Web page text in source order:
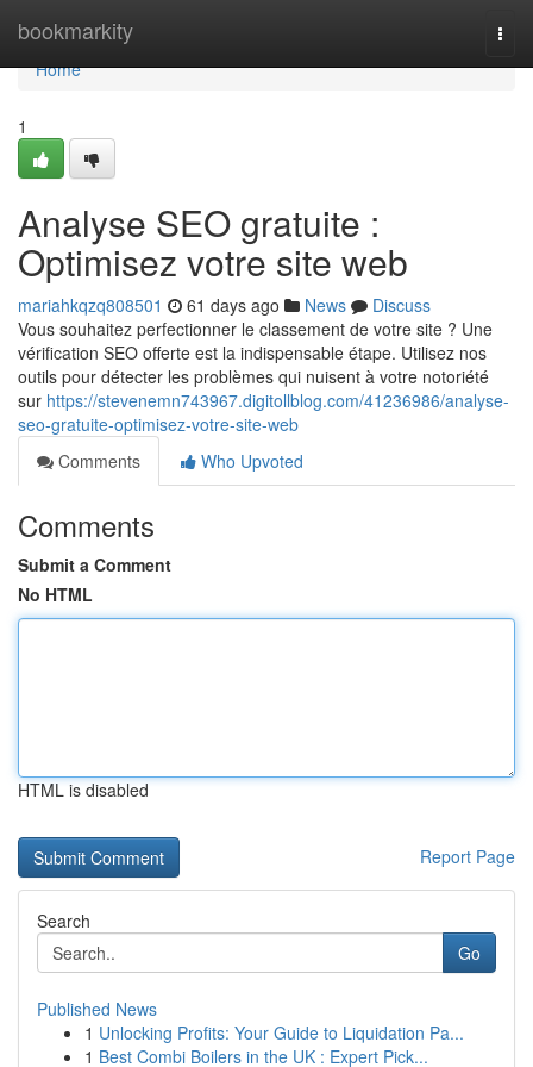
bookmarkity
Home
Home
1
Analyse SEO gratuite :
Optimisez votre site web
mariahkqzq808501 61 days ago News
Discuss
Vous souhaitez perfectionner le classement de votre site ? Une
vérification SEO offerte est la indispensable étape. Utilisez nos
outils pour détecter les problèmes qui nuisent à votre notoriété
sur https://stevenemn743967.digitollblog.com/41236986/analyse-
seo-gratuite-optimisez-votre-site-web
Comments
Who Upvoted
Comments
Submit a Comment
No HTML
HTML is disabled
Report Page
Search
Go
Published News
1 Unlocking Profits: Your Guide to Liquidation Pa...
1 Best Combi Boilers in the UK : Expert Pick...